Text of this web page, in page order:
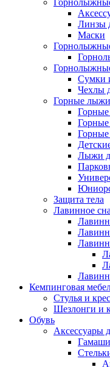
Линзы
Маски
Сумки
Чехлы
Горные лыжи
Лыжи
Защита тела
Лавинное
Кемпинговая
Стулья и
Шезлонги и
Обувь
Аксессуары